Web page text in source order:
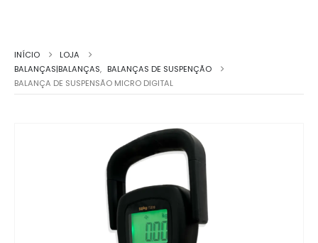
INÍCIO
LOJA
BALANÇAS|BALANÇAS, BALANÇAS DE SUSPENÇÃO
BALANÇA DE SUSPENSÃO MICRO DIGITAL